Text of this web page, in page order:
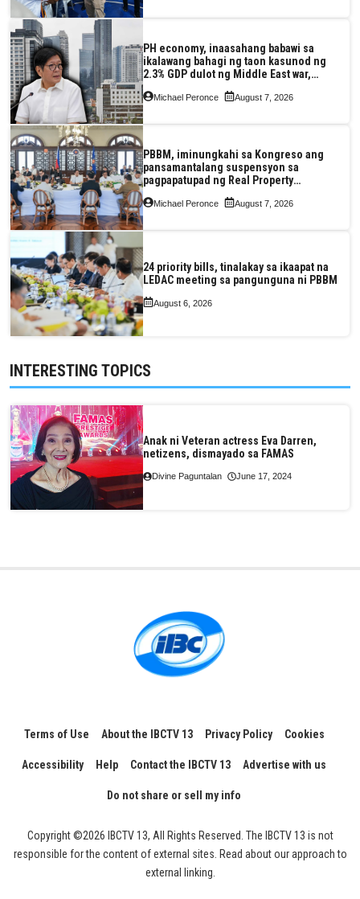
PH economy, inaasahang babawi sa
ikalawang bahagi ng taon kasunod ng
2.3% GDP dulot ng Middle East war,
pagkaantala ng public construction
Michael Peronce August 7, 2026
PBBM, iminungkahi sa Kongreso ang
pansamantalang suspensyon sa
pagpapatupad ng Real Property
Valuation and Assessment Reform Act
Michael Peronce August 7, 2026
24 priority bills, tinalakay sa ikaapat na
LEDAC meeting sa pangunguna ni PBBM
August 6, 2026
INTERESTING TOPICS
Anak ni Veteran actress Eva Darren,
netizens, dismayado sa FAMAS
Divine Paguntalan June 17, 2024
Terms of Use About the IBCTV 13 Privacy Policy Cookies
Accessibility Help Contact the IBCTV 13 Advertise with us
Do not share or sell my info
Copyright ©2026 IBCTV 13, All Rights Reserved. The IBCTV 13 is not
responsible for the content of external sites. Read about our approach to
external linking.